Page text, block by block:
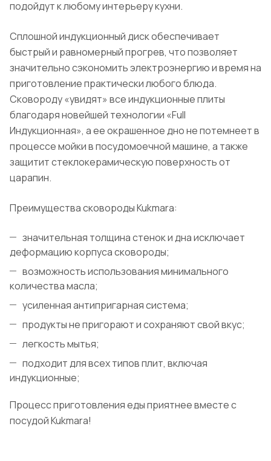
подойдут к любому интерьеру кухни.
Сплошной индукционный диск обеспечивает
быстрый и равномерный прогрев, что позволяет
значительно сэкономить электроэнергию и время на
приготовление практически любого блюда.
Сковороду «увидят» все индукционные плиты
благодаря новейшей технологии «Full
Индукционная», а ее окрашенное дно не потемнеет в
процессе мойки в посудомоечной машине, а также
защитит стеклокерамическую поверхность от
царапин.
Преимущества сковороды Kukmara:
значительная толщина стенок и дна исключает
деформацию корпуса сковороды;
возможность использования минимального
количества масла;
усиленная антипригарная система;
продукты не пригорают и сохраняют свой вкус;
легкость мытья;
подходит для всех типов плит, включая
индукционные;
Процесс приготовления еды приятнее вместе с
посудой Kukmara!